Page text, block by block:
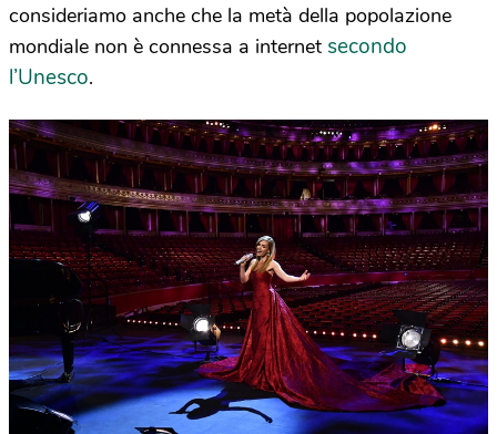
consideriamo anche che la metà della popolazione
mondiale non è connessa a internet secondo
l’Unesco.